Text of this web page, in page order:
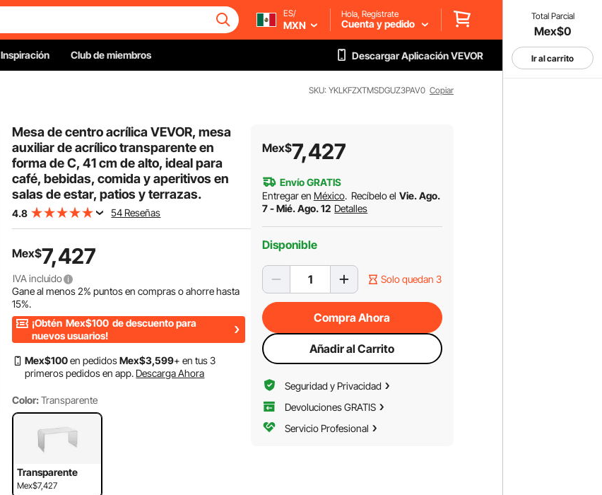
Total Parcial
Mex$0
Ir al carrito
ES/
MXN
Hola, Regístrate
Cuenta y pedido
Inspiración Club de miembros Descargar Aplicación VEVOR
SKU: YKLKFZXTMSDGUZ3PAV0 Copiar
Mesa de centro acrílica VEVOR, mesa
auxiliar de acrílico transparente en
forma de C, 41 cm de alto, ideal para
café, bebidas, comida y aperitivos en
salas de estar, patios y terrazas.
4.8 54 Reseñas
Mex$7,427
IVA incluido
Gane al menos2% puntos en compras o ahorre hasta
15%.
¡Obtén Mex$100 de descuento para
nuevos usuarios!
Mex$100en pedidosMex$3,599+ en tus 3
primeros pedidos en app. Descarga Ahora
Color: Transparente
Transparente
Mex$7,427
Mex$7,427
Envío GRATIS
Entregar en México. Recíbelo el Vie. Ago.
7 - Mié. Ago. 12 Detalles
Disponible
Solo quedan 3
Compra Ahora
Añadir al Carrito
Seguridad y Privacidad
Devoluciones GRATIS
Servicio Profesional